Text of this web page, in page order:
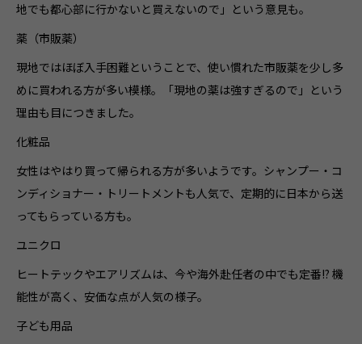
地でも都心部に行かないと買えないので」という意見も。
薬（市販薬）
現地ではほぼ入手困難ということで、使い慣れた市販薬を少し多
めに買われる方が多い模様。「現地の薬は強すぎるので」という
理由も目につきました。
化粧品
女性はやはり買って帰られる方が多いようです。シャンプー・コ
ンディショナー・トリートメントも人気で、定期的に日本から送
ってもらっている方も。
ユニクロ
ヒートテックやエアリズムは、今や海外赴任者の中でも定番!? 機
能性が高く、安価な点が人気の様子。
子ども用品